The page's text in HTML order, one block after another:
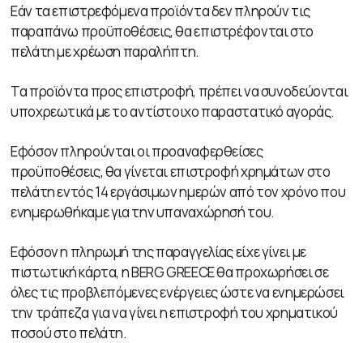
Εάν τα επιστρεφόμενα προϊόντα δεν πληρούν τις
παραπάνω προϋποθέσεις, θα επιστρέφονται στο
πελάτη με χρέωση παραλήπτη.
Τα προϊόντα προς επιστροφή, πρέπει να συνοδεύονται
υποχρεωτικά με το αντίστοιχο παραστατικό αγοράς.
Εφόσον πληρούνται οι προαναφερθείσες
προϋποθέσεις, θα γίνεται επιστροφή χρημάτων στο
πελάτη εντός 14 εργάσιμων ημερών από τον χρόνο που
ενημερωθήκαμε για την υπαναχώρησή του.
Εφόσον η πληρωμή της παραγγελίας είχε γίνει με
πιστωτική κάρτα, η BERG GREECE θα προχωρήσει σε
όλες τις προβλεπόμενες ενέργειες ώστε να ενημερώσει
την τράπεζα για να γίνει η επιστροφή του χρηματικού
ποσού στο πελάτη.